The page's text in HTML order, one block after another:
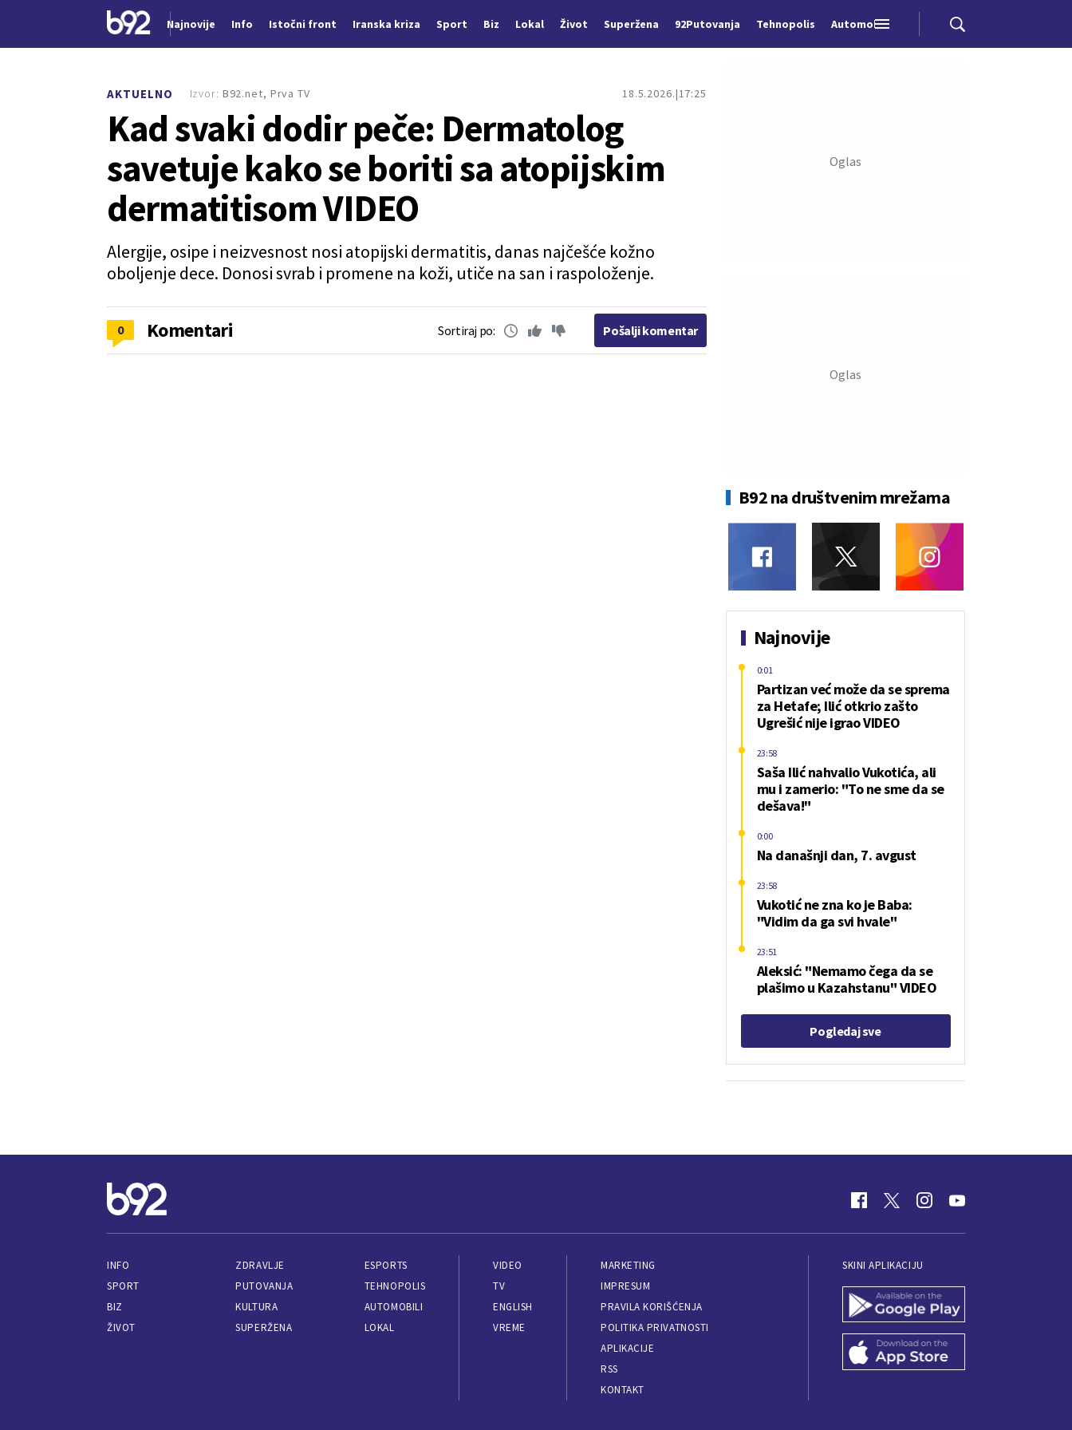
Najnovije Info Istočni front Iranska kriza Sport Biz Lokal Život Superžena 92Putovanja Tehnopolis Automobili
AKTUELNO 18.5.2026. 17:25
Kad svaki dodir peče: Dermatolog
savetuje kako se boriti sa atopijskim
dermatitisom VIDEO
Alergije, osipe i neizvesnost nosi atopijski dermatitis, danas najčešće kožno
oboljenje dece. Donosi svrab i promene na koži, utiče na san i raspoloženje.
Izvor: B92.net, Prva TV
0 Komentari Sortiraj po: Pošalji komentar
B92 na društvenim mrežama
Najnovije
Partizan već može da se sprema
za Hetafe; Ilić otkrio zašto
Ugrešić nije igrao VIDEO
0:01
Saša Ilić nahvalio Vukotića, ali
mu i zamerio: "To ne sme da se
dešava!"
23:58
Na današnji dan, 7. avgust
0:00
Vukotić ne zna ko je Baba:
"Vidim da ga svi hvale"
23:58
Aleksić: "Nemamo čega da se
plašimo u Kazahstanu" VIDEO
23:51
Pogledaj sve
INFO
SPORT
BIZ
ŽIVOT
ZDRAVLJE
PUTOVANJA
KULTURA
SUPERŽENA
ESPORTS
TEHNOPOLIS
AUTOMOBILI
LOKAL
VIDEO
TV
ENGLISH
VREME
MARKETING
IMPRESUM
PRAVILA KORIŠĆENJA
POLITIKA PRIVATNOSTI
APLIKACIJE
RSS
KONTAKT
SKINI APLIKACIJU